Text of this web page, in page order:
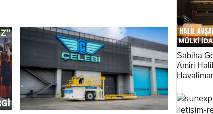
Sabiha
Amiri